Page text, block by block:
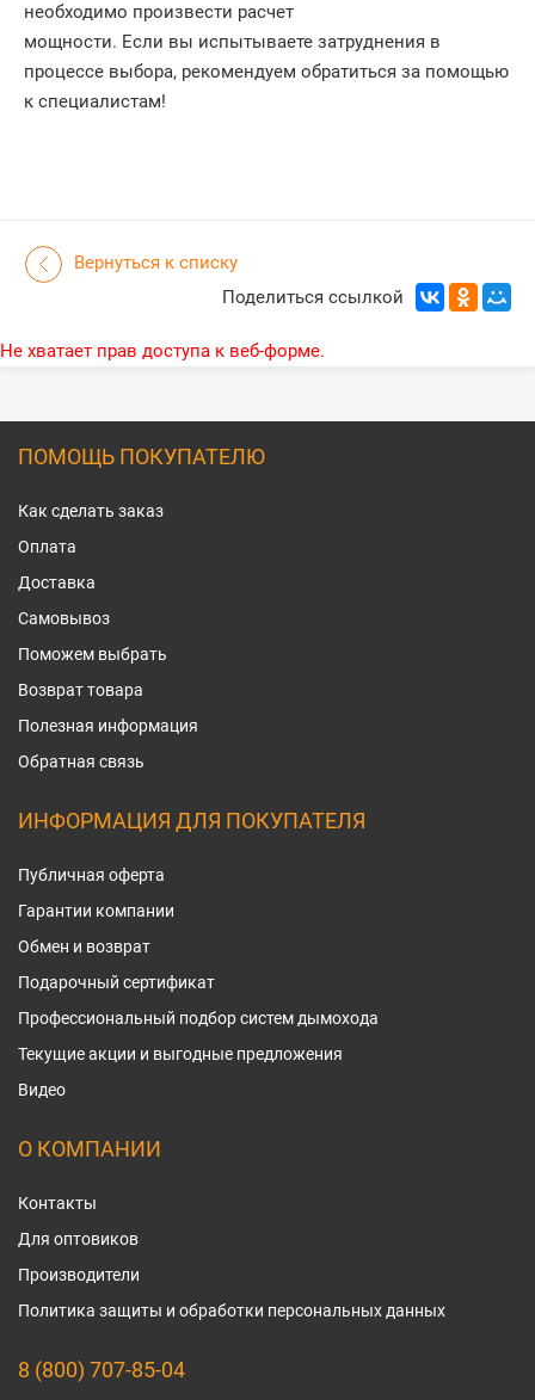
необходимо произвести расчет
мощности. Если вы испытываете затруднения в
процессе выбора, рекомендуем обратиться за помощью
к специалистам!
Вернуться к списку
Поделиться ссылкой
Не хватает прав доступа к веб-форме.
ПОМОЩЬ ПОКУПАТЕЛЮ
Как сделать заказ
Оплата
Доставка
Самовывоз
Поможем выбрать
Возврат товара
Полезная информация
Обратная связь
ИНФОРМАЦИЯ ДЛЯ ПОКУПАТЕЛЯ
Публичная оферта
Гарантии компании
Обмен и возврат
Подарочный сертификат
Профессиональный подбор систем дымохода
Текущие акции и выгодные предложения
Видео
О КОМПАНИИ
Контакты
Для оптовиков
Производители
Политика защиты и обработки персональных данных
8 (800) 707-85-04